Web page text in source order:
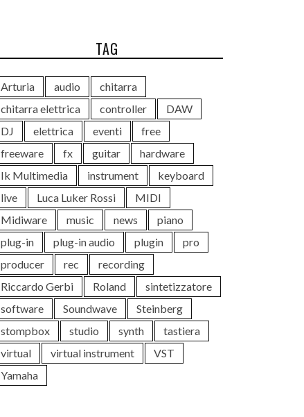
TAG
Arturia audio
chitarra
chitarra elettrica
controller
DAW
DJ
elettrica eventi
free
freeware
fx guitar
hardware
Ik Multimedia
instrument
keyboard
live
Luca Luker Rossi
MIDI
Midiware
music news
piano
plug-in
plug-in audio plugin
pro
producer
rec
recording
Riccardo Gerbi
Roland
sintetizzatore
software
Soundwave
Steinberg
stompbox
studio synth
tastiera
virtual
virtual instrument
VST
Yamaha